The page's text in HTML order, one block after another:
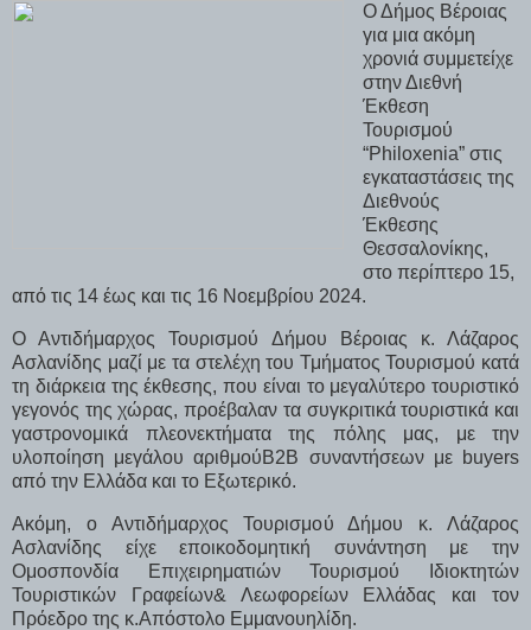
Ο Δήμος Βέροιας
για μια ακόμη
χρονιά συμμετείχε
στην Διεθνή
Έκθεση
Τουρισμού
“Philoxenia” στις
εγκαταστάσεις της
Διεθνούς
Έκθεσης
Θεσσαλονίκης,
στο περίπτερο 15,
από τις 14 έως και τις 16 Νοεμβρίου 2024.
Ο Αντιδήμαρχος Τουρισμού Δήμου Βέροιας κ. Λάζαρος
Ασλανίδης μαζί με τα στελέχη του Τμήματος Τουρισμού κατά
τη διάρκεια της έκθεσης, που είναι το μεγαλύτερο τουριστικό
γεγονός της χώρας, προέβαλαν τα συγκριτικά τουριστικά και
γαστρονομικά πλεονεκτήματα της πόλης μας, με την
υλοποίηση μεγάλου αριθμούΒ2Β συναντήσεων με buyers
από την Ελλάδα και το Εξωτερικό.
Ακόμη, ο Αντιδήμαρχος Τουρισμού Δήμου κ. Λάζαρος
Ασλανίδης είχε εποικοδομητική συνάντηση με την
Ομοσπονδία Επιχειρηματιών Τουρισμού Ιδιοκτητών
Τουριστικών Γραφείων& Λεωφορείων Ελλάδας και τον
Πρόεδρο της κ.Απόστολο Εμμανουηλίδη.